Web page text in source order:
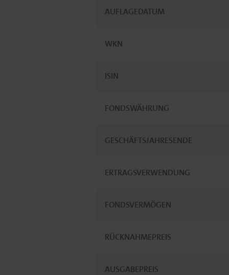
AUFLAGEDATUM
WKN
ISIN
FONDSWÄHRUNG
GESCHÄFTSJAHRESENDE
ERTRAGSVERWENDUNG
FONDSVERMÖGEN
RÜCKNAHMEPREIS
AUSGABEPREIS